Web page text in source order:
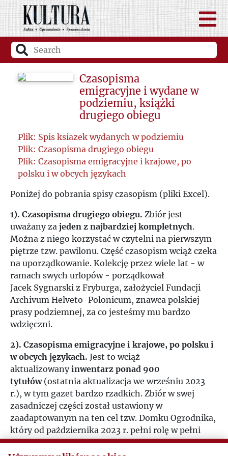
Czasopisma
emigracyjne i wydane w
podziemiu, książki
drugiego obiegu
Plik: Spis ksiazek wydanych w podziemiu
Plik: Czasopisma drugiego obiegu
Plik: Czasopisma emigracyjne i krajowe, po
polsku i w obcych językach
Poniżej do pobrania spisy czasopism (pliki Excel).
1). Czasopisma drugiego obiegu. Zbiór jest
uważany za jeden z najbardziej kompletnych.
Można z niego korzystać w czytelni na pierwszym
piętrze tzw. pawilonu. Część czasopism wciąż czeka
na uporządkowanie. Kolekcję przez wiele lat - w
ramach swych urlopów - porządkował
Jacek Sygnarski z Fryburga, założyciel Fundacji
Archivum Helveto-Polonicum, znawca polskiej
prasy podziemnej, za co jesteśmy mu bardzo
wdzięczni.
2). Czasopisma emigracyjne i krajowe, po polsku i
w obcych językach. Jest to wciąż
aktualizowanyinwentarz ponad 900
tytułów(ostatnia aktualizacja we wrześniu 2023
r.), w tym gazet bardzo rzadkich. Zbiór w swej
zasadniczej części został ustawiony w
zaadaptowanym na ten cel tzw. Domku Ogrodnika,
który od pażdziernika 2023 r. pełni rolę w pełni
profesjonalnego, klimatyzowanego magazynu